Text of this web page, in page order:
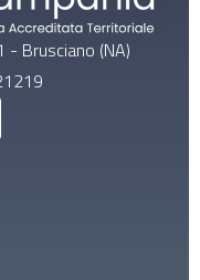
- Brusciano (NA)